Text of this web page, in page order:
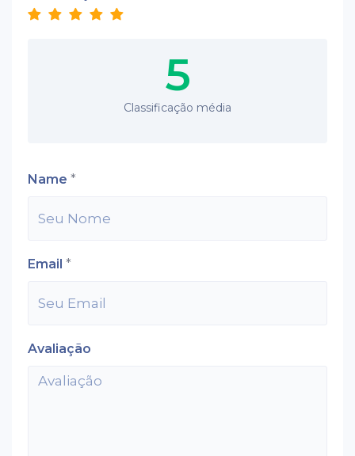
5
Classificação média
Name *
Email *
Avaliação